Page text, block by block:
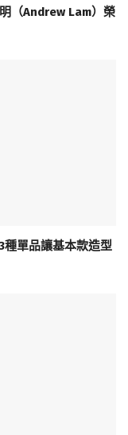
（Andrew Lam）榮
種單品讓基本款造型